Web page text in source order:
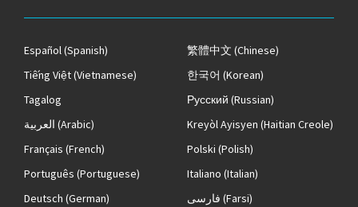
Español(Spanish) 繁體中文 (Chinese)
Tiếng Việt(Vietnamese) 한국어 (Korean)
Tagalog
Русский (Russian)
العربية (Arabic) Kreyòl Ayisyen (Haitian Creole)
Français (French) Polski (Polish)
Português (Portuguese) Italiano (Italian)
Deutsch (German) فارسی (Farsi)